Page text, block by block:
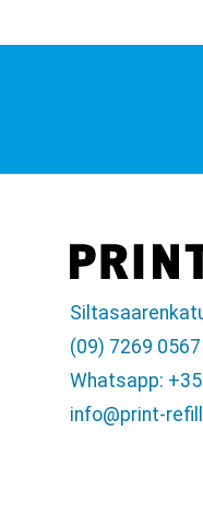
(09) 7269 0567
Whatsapp:
info@print-